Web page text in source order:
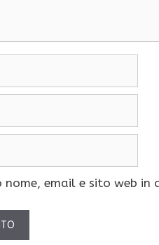
nome, email e sito web in